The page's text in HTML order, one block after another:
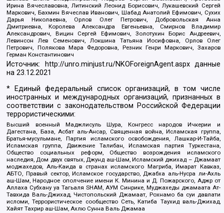
Ирина Вячеславовна, Литинский Леонид Борисович, Лукашевский Сергей
Маркович, Бахмин Вячеслав Иванович, Шабад Анатолий Ефимович, Сухих
Дарья Николаевна, Орлов Олег Петрович, Добровольская Анна
Дмитриевна, Королева Александра Евгеньевна, Смирнов Владимир
Александрович, Вицин Сергей Ефимович, Золотухин Борис Андреевич,
Левинсон Лев Семенович, Локшина Татьяна Иосифовна, Орлов Олег
Петрович, Полякова Мара Федоровна, Резник Генри Маркович, Захаров
Герман Константинович
Источник: http://unro.minjust.ru/NKOForeignAgent.aspxданные
на23.12.2021
* Единый федеральный список организаций, в том числе
иностранных и международных организаций, признанных в
соответствии с законодательством Российской Федерации
террористическими:
Высший военный Маджлисуль Шура, Конгресс народов Ичкерии и
Дагестана, База, Асбат аль-Ансар, Священная война, Исламская группа,
Братья-мусульмане, Партия исламского освобождения, Лашкар-И-Тайба,
Исламская группа, Движение Талибан, Исламская партия Туркестана,
Общество социальных реформ, Общество возрождения исламского
наследия, Дом двух святых, Джунд аш-Шам, Исламский джихад – Джамаат
моджахедов, Аль-Каида в странах исламского Магриба, Имарат Кавказ,
АБТО, Правый сектор, Исламское государство, Джабха аль-Нусра ли-Ахль
аш-Шам, Народное ополчение имени К. Минина и Д. Пожарского, Аджр от
Аллаха Субхану уа Тагьаля SHAM, АУМ Синрике, Муджахеды джамаата Ат-
Тавхида Валь-Джихад, Чистопольский Джамаат, Рохнамо ба суи давлати
исломи, Террористическое сообщество Сеть, Катиба Таухид валь-Джихад,
Хайят Тахрир аш-Шам, Ахлю Сунна Валь Джамаа